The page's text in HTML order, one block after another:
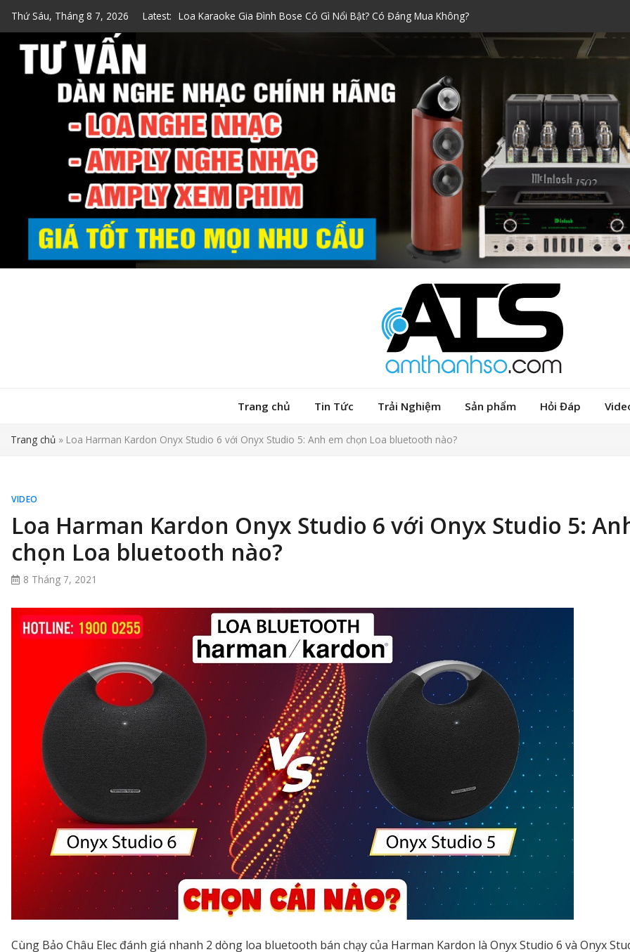
content
Thứ Sáu, Tháng 8 7, 2026 Latest: Top 7 Loa Karaoke Gia Đình Xách Tay Được Ưa Chuộng Nhất!
Top 5 Loa Bose Bluetooth Karaoke đáng mua nhất dịp Tết
Loa Hát Karaoke Gia Đình Mini Nào Tốt? Kinh Nghiệm Chọn
Loa Karaoke Gia Đình Bose Có Gì Nổi Bật? Có Đáng Mua Không?
Trang chủ Tin Tức Trải Nghiệm Sản phẩm Hỏi Đáp
Trang chủ » Loa Harman Kardon Onyx Studio 6 với Onyx Studio 5: Anh em chọn Loa bluetooth nào?
VIDEO
Loa Harman Kardon Onyx Studio 6 với Onyx Studio 5:
chọn Loa bluetooth nào?
8 Tháng 7, 2021
Cùng Bảo Châu Elec đánh giá nhanh 2 dòng loa bluetooth bán chạy của Harman Kardon là Onyx Studio 6 và Onyx